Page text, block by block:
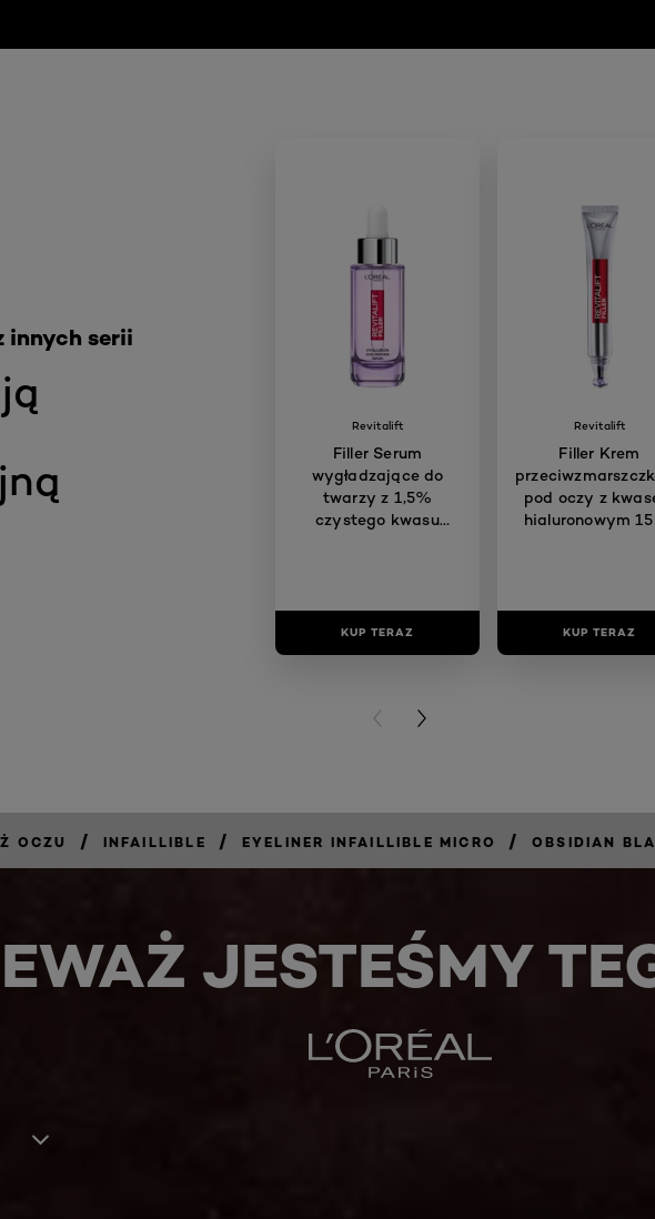
innych serii
Revitalift
Filler Serum
wygładzające do
twarzy z 1,5%
czystego kwasu
KUP TERAZ
Revitalift
Filler Krem
pod oczy z
hialuronowym
KUP TERAZ
PREVIOUS CARD
NEXT CARD
OCZU / INFAILLIBLE / EYELINER INFAILLIBLE MICRO / OBSIDIAN
JESTEŚMY